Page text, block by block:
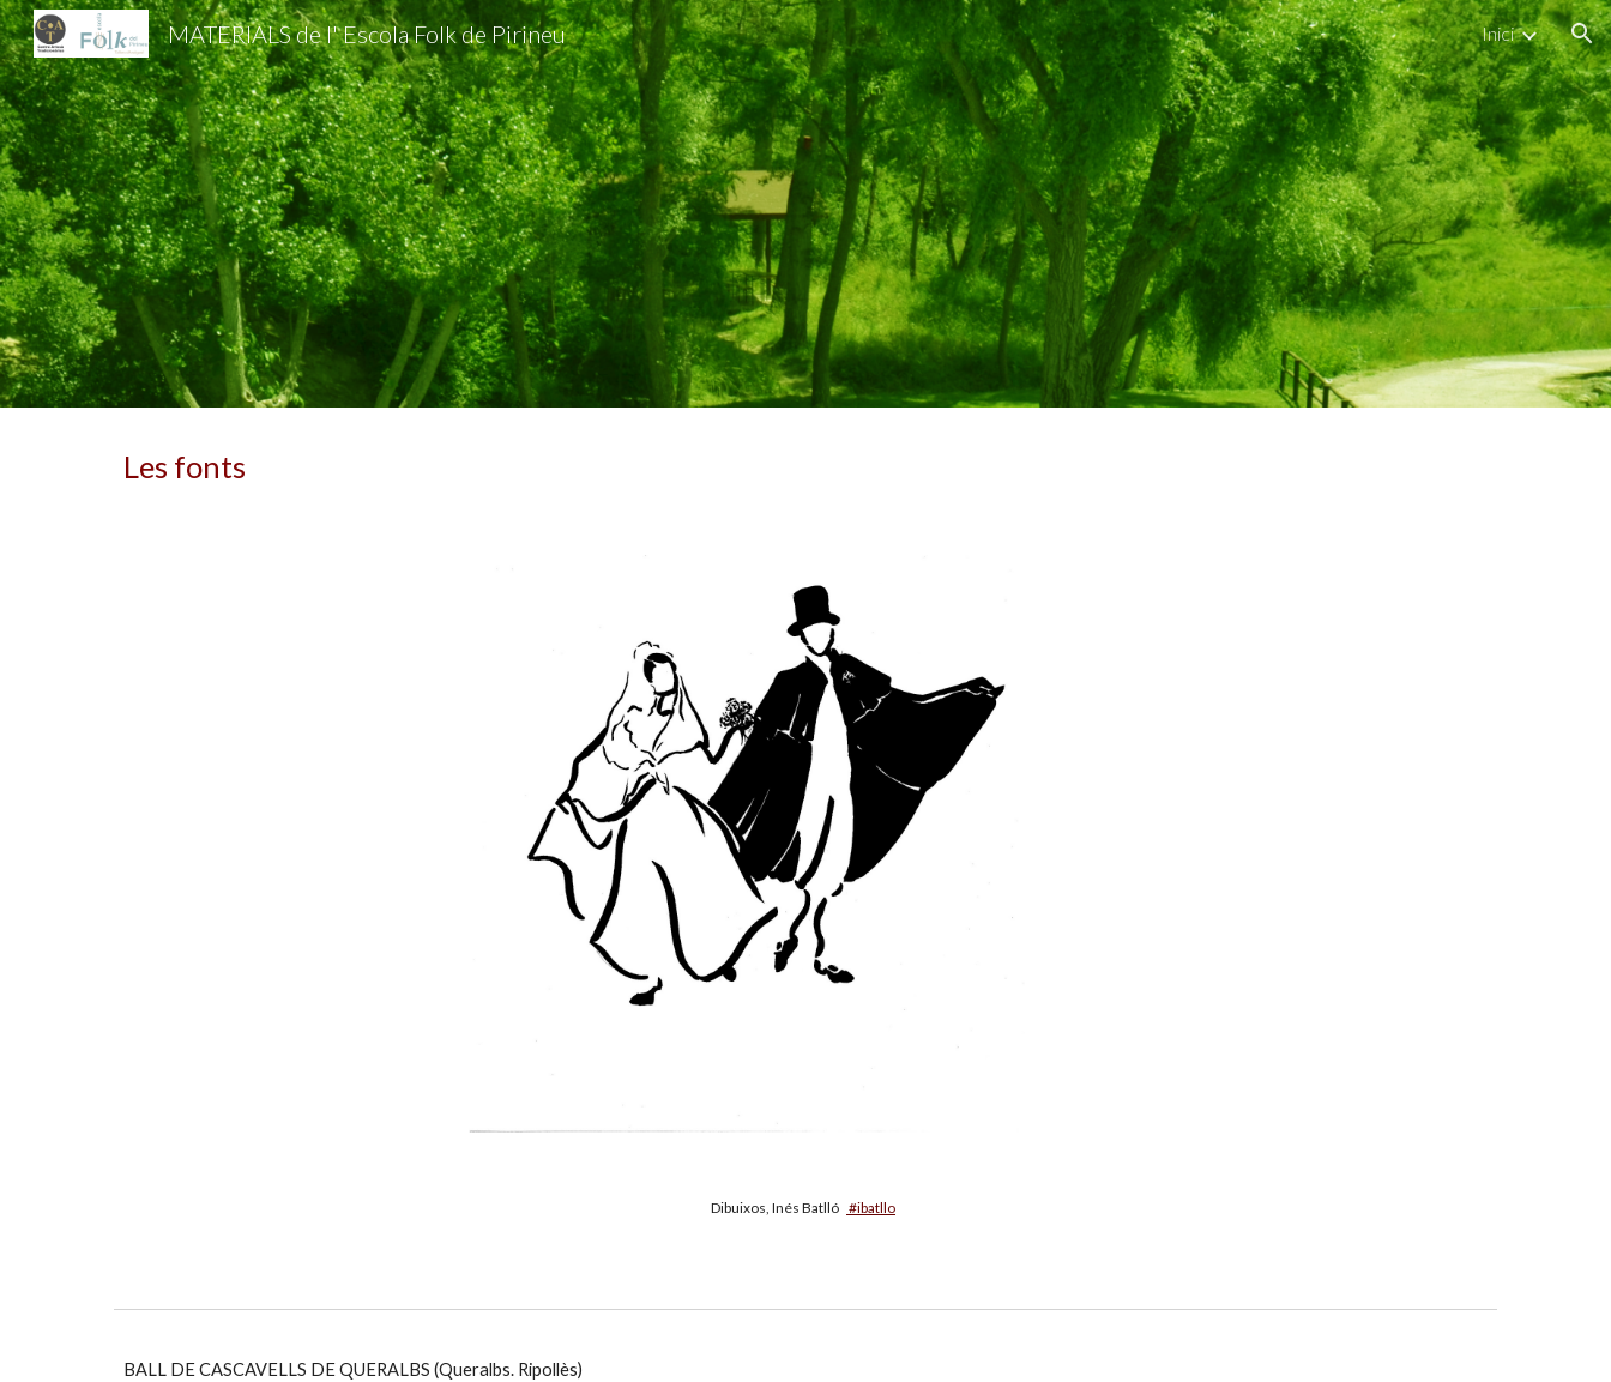
Skip to main content Skip to navigation
MATERIALS de l' Escola Folk de Pirineu Inici
Les fonts
Dibuixos, Inés Batlló #ibatllo
BALL DE CASCAVELLS DE QUERALBS (Queralbs. Ripollès)